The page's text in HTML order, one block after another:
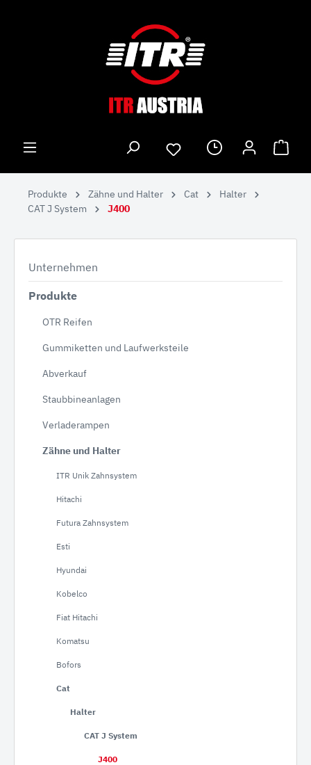
Produkte Zähne und Halter Cat
Halter
CAT J System
J400
Unternehmen
Produkte
OTR Reifen
Gummiketten und Laufwerksteile
Abverkauf
Staubbineanlagen
Verladerampen
Zähne und Halter
ITR Unik Zahnsystem
Hitachi
Futura Zahnsystem
Esti
Hyundai
Kobelco
Fiat Hitachi
Komatsu
Bofors
Cat
Halter
CAT J System
J400